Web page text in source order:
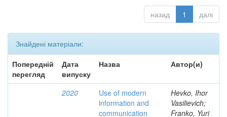
назад 1 далі
Знайдені матеріали:
Попередній
перегляд
Дата
випуску
Назва Автор(и)
2020
Use of modern
information and
communication
Hevko, Ihor
Vasilievich;
Franko, Yuri